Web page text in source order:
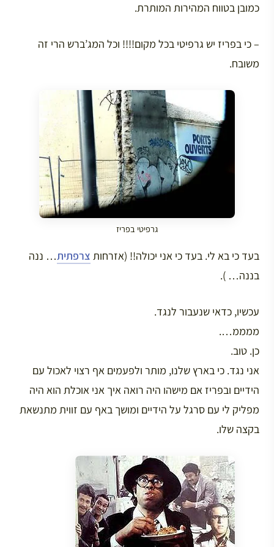
כמובן בטווח המהירות המותרת.
– כי בפריז יש גרפיטי בכל מקום!!!! וכל המג’ברש הרי זה
משובח.
גרפיטי בפריז
בעד כי בא לי. בעד כי אני יכולה!! (אזרחות צרפתית… ננה
בננה… ).
עכשיו, כדאי שנעבור לנגד.
ממממ….
כן. טוב.
אני נגד. כי בארץ שלנו, מותר ולפעמים אף רצוי לאכול עם
הידיים ובפריז אם מישהו היה רואה איך אני אוכלת הוא היה
מפליק לי עם סרגל על הידיים ומושך באף עם זווית מתנשאת
בקצה שלו.